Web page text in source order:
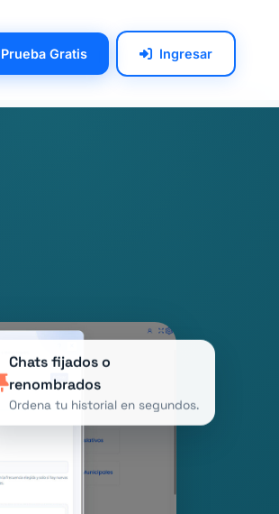
Prueba Gratis Ingresar
Chats fijados o
renombrados
Ordena tu historial en segundos.